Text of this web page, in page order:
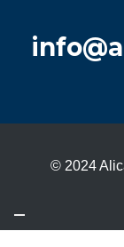
© 2024